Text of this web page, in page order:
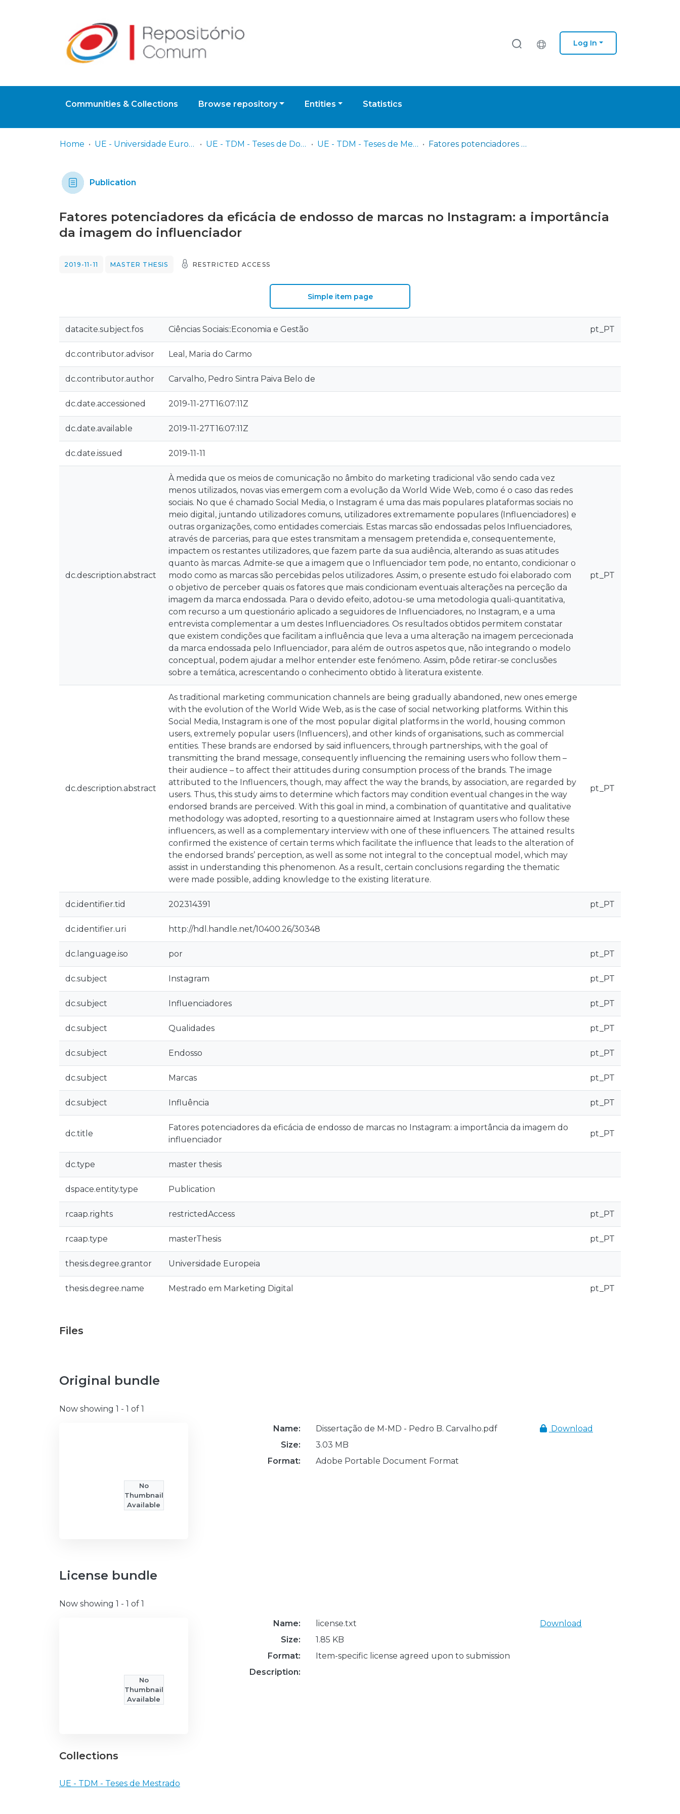
Log In
Communities & Collections Browse repository Entities Statistics
Home UE - Universidade Europeia UE - TDM - Teses de Doutoramento e Mestrado UE - TDM - Teses de Mestrado Fatores potenciadores da eficácia de endosso de marcas no Instagram: a importância da imagem do influenciador
Publication
Fatores potenciadores da eficácia de endosso de marcas no Instagram: a importância
da imagem do influenciador
2019-11-11 MASTER THESIS RESTRICTED ACCESS
Simple item page
datacite.subject.fos Ciências Sociais::Economia e Gestão pt_PT
dc.contributor.advisor Leal, Maria do Carmo
dc.contributor.author Carvalho, Pedro Sintra Paiva Belo de
dc.date.accessioned 2019-11-27T16:07:11Z
dc.date.available 2019-11-27T16:07:11Z
dc.date.issued 2019-11-11
dc.description.abstract
À medida que os meios de comunicação no âmbito do marketing tradicional vão sendo cada vez
menos utilizados, novas vias emergem com a evolução da World Wide Web, como é o caso das redes
sociais. No que é chamado Social Media, o Instagram é uma das mais populares plataformas sociais no
meio digital, juntando utilizadores comuns, utilizadores extremamente populares (Influenciadores) e
outras organizações, como entidades comerciais. Estas marcas são endossadas pelos Influenciadores,
através de parcerias, para que estes transmitam a mensagem pretendida e, consequentemente,
impactem os restantes utilizadores, que fazem parte da sua audiência, alterando as suas atitudes
quanto às marcas. Admite-se que a imagem que o Influenciador tem pode, no entanto, condicionar o
modo como as marcas são percebidas pelos utilizadores. Assim, o presente estudo foi elaborado com
o objetivo de perceber quais os fatores que mais condicionam eventuais alterações na perceção da
imagem da marca endossada. Para o devido efeito, adotou-se uma metodologia quali-quantitativa,
com recurso a um questionário aplicado a seguidores de Influenciadores, no Instagram, e a uma
entrevista complementar a um destes Influenciadores. Os resultados obtidos permitem constatar
que existem condições que facilitam a influência que leva a uma alteração na imagem percecionada
da marca endossada pelo Influenciador, para além de outros aspetos que, não integrando o modelo
conceptual, podem ajudar a melhor entender este fenómeno. Assim, pôde retirar-se conclusões
sobre a temática, acrescentando o conhecimento obtido à literatura existente.
pt_PT
dc.description.abstract
As traditional marketing communication channels are being gradually abandoned, new ones emerge
with the evolution of the World Wide Web, as is the case of social networking platforms. Within this
Social Media, Instagram is one of the most popular digital platforms in the world, housing common
users, extremely popular users (Influencers), and other kinds of organisations, such as commercial
entities. These brands are endorsed by said influencers, through partnerships, with the goal of
transmitting the brand message, consequently influencing the remaining users who follow them –
their audience – to affect their attitudes during consumption process of the brands. The image
attributed to the Influencers, though, may affect the way the brands, by association, are regarded by
users. Thus, this study aims to determine which factors may condition eventual changes in the way
endorsed brands are perceived. With this goal in mind, a combination of quantitative and qualitative
methodology was adopted, resorting to a questionnaire aimed at Instagram users who follow these
influencers, as well as a complementary interview with one of these influencers. The attained results
confirmed the existence of certain terms which facilitate the influence that leads to the alteration of
the endorsed brands’ perception, as well as some not integral to the conceptual model, which may
assist in understanding this phenomenon. As a result, certain conclusions regarding the thematic
were made possible, adding knowledge to the existing literature.
pt_PT
dc.identifier.tid 202314391 pt_PT
dc.identifier.uri http://hdl.handle.net/10400.26/30348
dc.language.iso por pt_PT
dc.subject Instagram pt_PT
dc.subject Influenciadores pt_PT
dc.subject Qualidades pt_PT
dc.subject Endosso pt_PT
dc.subject Marcas pt_PT
dc.subject Influência pt_PT
dc.title
Fatores potenciadores da eficácia de endosso de marcas no Instagram: a importância da imagem do
influenciador
pt_PT
dc.type master thesis
dspace.entity.type Publication
rcaap.rights restrictedAccess pt_PT
rcaap.type masterThesis pt_PT
thesis.degree.grantor Universidade Europeia
thesis.degree.name Mestrado em Marketing Digital pt_PT
Files
Original bundle
Now showing 1 - 1 of 1
No
Thumbnail
Available
Name:
Dissertação de M-MD - Pedro B. Carvalho.pdf
Size:
3.03 MB
Format:
Adobe Portable Document Format
Download
License bundle
Now showing 1 - 1 of 1
No
Thumbnail
Available
Name:
license.txt
Size:
1.85 KB
Format:
Item-specific license agreed upon to submission
Description:
Download
Collections
UE - TDM - Teses de Mestrado